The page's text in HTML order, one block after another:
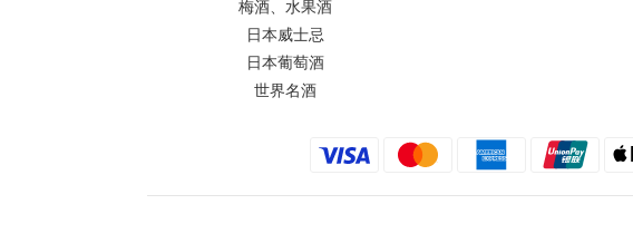
梅酒、水果酒
日本威士忌
日本葡萄酒
世界名酒